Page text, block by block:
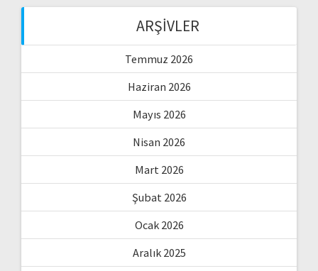
ARŞIVLER
Temmuz 2026
Haziran 2026
Mayıs 2026
Nisan 2026
Mart 2026
Şubat 2026
Ocak 2026
Aralık 2025